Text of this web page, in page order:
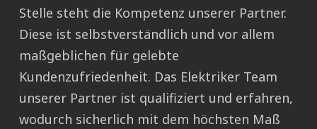
Stelle steht die Kompetenz unserer Partner.
Diese ist selbstverständlich und vor allem
maßgeblichen für gelebte
Kundenzufriedenheit. Das Elektriker Team
unserer Partner ist qualifiziert und erfahren,
wodurch sicherlich mit dem höchsten Maß